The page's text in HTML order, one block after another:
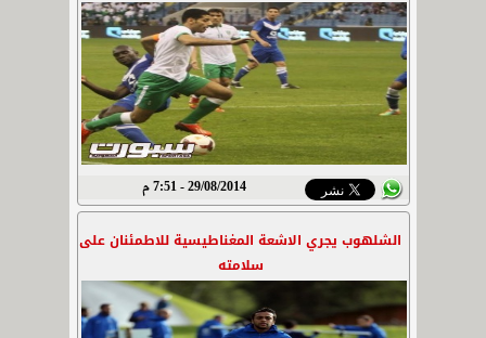
29/08/2014 - 7:51 م
الشلهوب يجري الاشعة المغناطيسية للاطمئنان على
سلامته